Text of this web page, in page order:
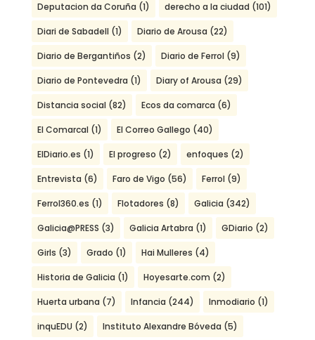
Deputacion da Coruña (1) derecho a la ciudad (101)
Diari de Sabadell (1) Diario de Arousa (22)
Diario de Bergantiños (2) Diario de Ferrol (9)
Diario de Pontevedra (1) Diary of Arousa (29)
Distancia social (82) Ecos da comarca (6)
El Comarcal (1) El Correo Gallego (40)
ElDiario.es (1) El progreso (2) enfoques (2)
Entrevista (6) Faro de Vigo (56) Ferrol (9)
Ferrol360.es (1) Flotadores (8) Galicia (342)
Galicia@PRESS (3) Galicia Artabra (1) GDiario (2)
Girls (3) Grado (1) Hai Mulleres (4)
Historia de Galicia (1) Hoyesarte.com (2)
Huerta urbana (7) Infancia (244) Inmodiario (1)
inquEDU (2) Instituto Alexandre Bóveda (5)